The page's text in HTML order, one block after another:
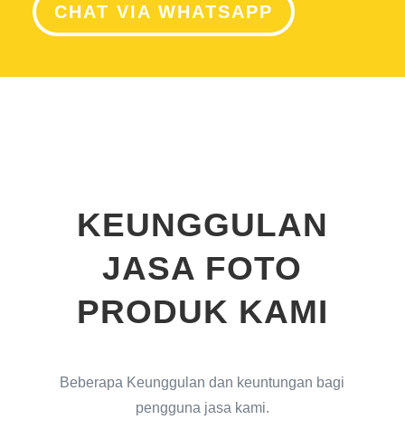
CHAT VIA WHATSAPP
KEUNGGULAN
JASA FOTO
PRODUK KAMI
Beberapa Keunggulan dan keuntungan bagi
pengguna jasa kami.